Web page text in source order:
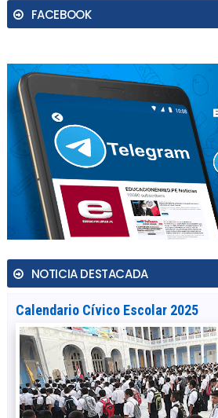
FACEBOOK
NOTICIA DESTACADA
Calendario Cívico Escolar 2025